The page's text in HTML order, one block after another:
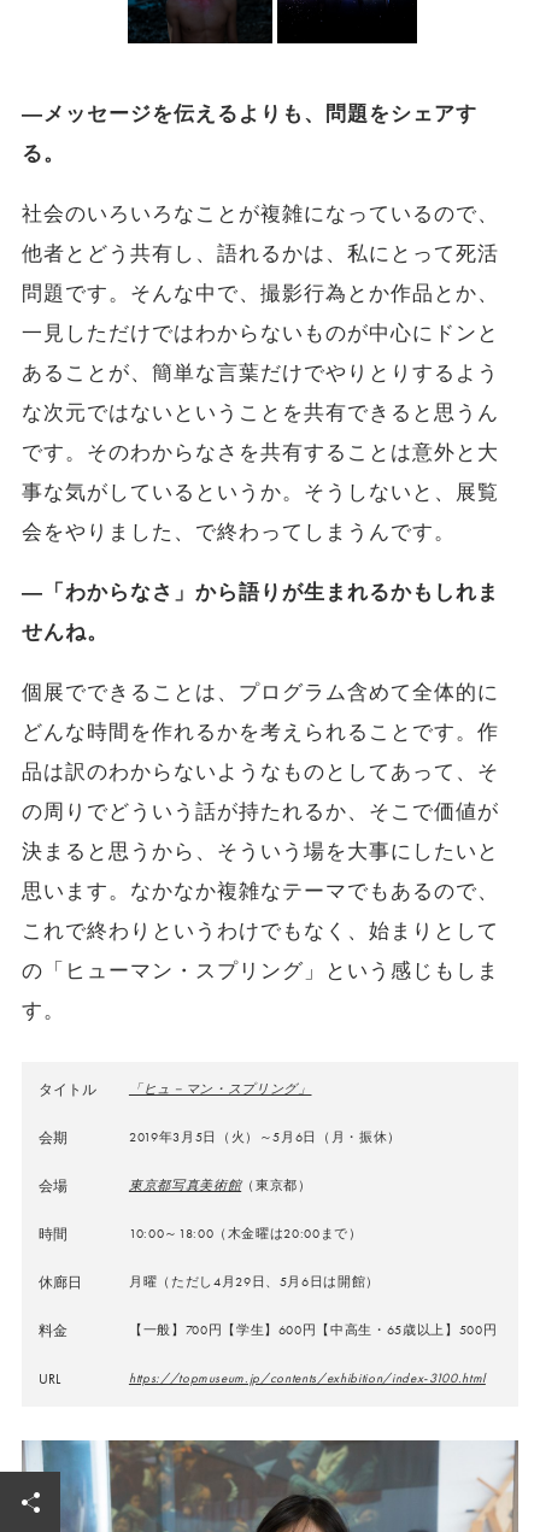
―メッセージを伝えるよりも、問題をシェアす
る。
社会のいろいろなことが複雑になっているので、
他者とどう共有し、語れるかは、私にとって死活
問題です。そんな中で、撮影行為とか作品とか、
一見しただけではわからないものが中心にドンと
あることが、簡単な言葉だけでやりとりするよう
な次元ではないということを共有できると思うん
です。そのわからなさを共有することは意外と大
事な気がしているというか。そうしないと、展覧
会をやりました、で終わってしまうんです。
―「わからなさ」から語りが生まれるかもしれま
せんね。
個展でできることは、プログラム含めて全体的に
どんな時間を作れるかを考えられることです。作
品は訳のわからないようなものとしてあって、そ
の周りでどういう話が持たれるか、そこで価値が
決まると思うから、そういう場を大事にしたいと
思います。なかなか複雑なテーマでもあるので、
これで終わりというわけでもなく、始まりとして
の「ヒューマン・スプリング」という感じもしま
す。
タイトル 「ヒュ－マン・スプリング」
会期 2019年3月5日（火）～5月6日（月・振休）
会場 東京都写真美術館（東京都）
時間 10:00～18:00（木金曜は20:00まで）
休廊日 月曜（ただし4月29日、5月6日は開館）
料金 【一般】700円【学生】600円【中高生・65歳以上】500円
URL https://topmuseum.jp/contents/exhibition/index-3100.html